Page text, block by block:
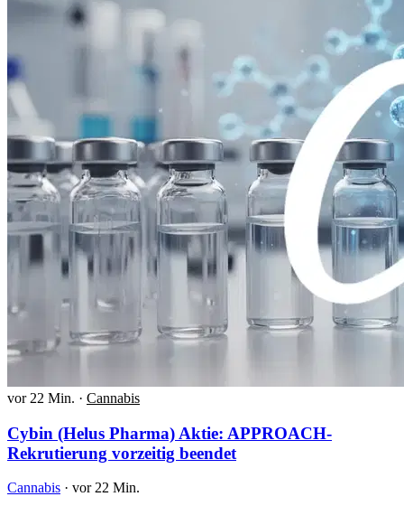
vor 22 Min. · Cannabis
Cybin (Helus Pharma) Aktie: APPROACH-
Rekrutierung vorzeitig beendet
Cannabis · vor 22 Min.